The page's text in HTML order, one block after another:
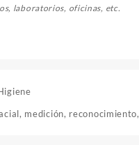
laboratorios, oficinas, etc.
, medición, reconocimiento,